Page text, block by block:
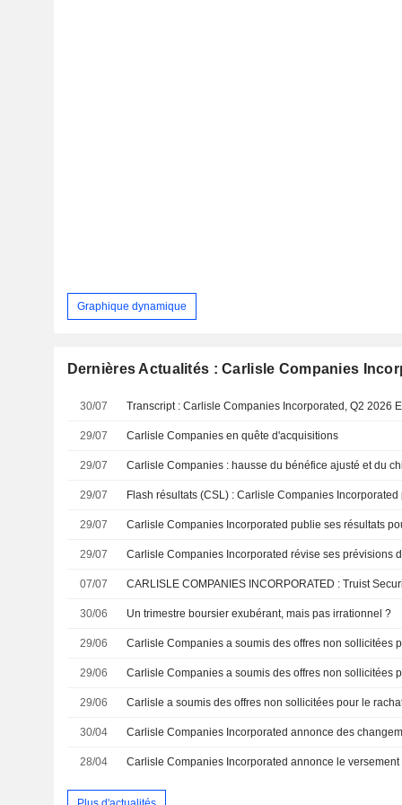
Graphique dynamique
Dernières Actualités : Carlisle Companies
30/07
29/07 Carlisle Companies en quête d'acquisitions
29/07
29/07
29/07
29/07
07/07
30/06 Un trimestre boursier exubérant, mais pas irrationnel ?
29/06
29/06
29/06
30/04
28/04